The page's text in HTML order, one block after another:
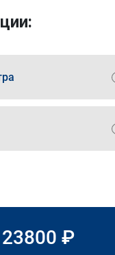
23800 ₽